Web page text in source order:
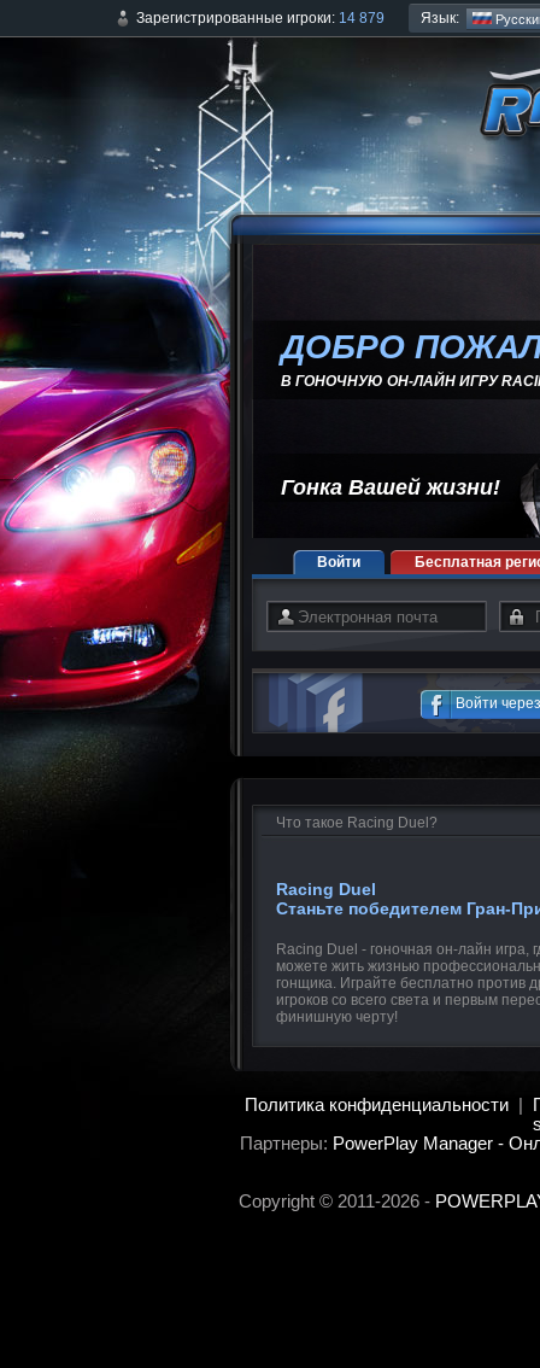
Зарегистрированные игроки: 14 879 Язык:
ДОБРО
В ГОНОЧНУЮ ОН-ЛАЙН ИГРУ
Гонка Вашей жизни!
Войти Бесплатная
Войти
Что такое Racing Duel?
Racing Duel
Станьте победителем Гран-
Racing Duel - гоночная он-лайн игра,
можете жить жизнью
гонщика. Играйте бесплатно против
игроков со всего света и первым
финишную черту!
Политика конфиденциальности|
Партнеры: PowerPlay Manager -
Copyright © 2011-2026 -